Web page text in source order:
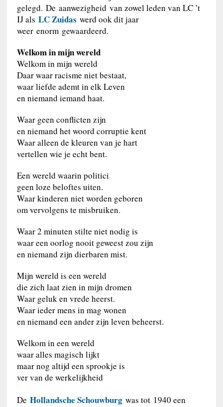
gelegd. De aanwezigheid van zowel leden van LC ’t
IJ als LC Zuidas werd ook dit jaar
weer enorm gewaardeerd.
Welkom in mijn wereld
Welkom in mijn wereld
Daar waar racisme niet bestaat,
waar liefde ademt in elk Leven
en niemand iemand haat.
Waar geen conflicten zijn
en niemand het woord corruptie kent
Waar alleen de kleuren van je hart
vertellen wie je echt bent.
Een wereld waarin politici
geen loze beloftes uiten.
Waar kinderen niet worden geboren
om vervolgens te misbruiken.
Waar 2 minuten stilte niet nodig is
waar een oorlog nooit geweest zou zijn
en niemand zijn dierbaren mist.
Mijn wereld is een wereld
die zich laat zien in mijn dromen
Waar geluk en vrede heerst.
Waar ieder mens in mag wonen
en niemand een ander zijn leven beheerst.
Welkom in een wereld
waar alles magisch lijkt
maar nog altijd een sprookje is
ver van de werkelijkheid
De Hollandsche Schouwburgwas tot 1940 een